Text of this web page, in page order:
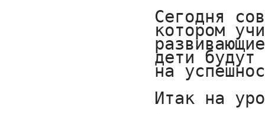
Сегодня
котором
дети
на
Итак на